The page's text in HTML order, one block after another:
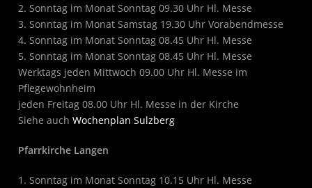
2. Sonntag im Monat Sonntag 09.30 Uhr Hl. Messe
3. Sonntag im Monat Samstag 19.30 Uhr Vorabendmesse
4. Sonntag im Monat Sonntag 08.45 Uhr Hl. Messe
5. Sonntag im Monat Sonntag 08.45 Uhr Hl. Messe
Werktags jeden Mittwoch 09.00 Uhr Hl. Messe im
Pflegewohnheim
jeden Freitag 08.00 Uhr Hl. Messe in der Kirche
Siehe auchWochenplan Sulzberg
Pfarrkirche Langen
1. Sonntag im Monat Sonntag 10.15 Uhr Hl. Messe